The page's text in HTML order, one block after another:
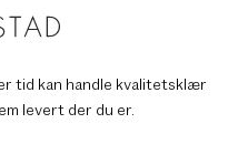
tid kan handle kvalitetsklær
levert der du er.